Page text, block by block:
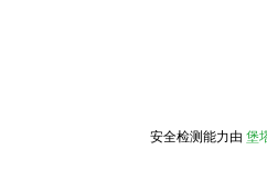
安全检测能力由 堡